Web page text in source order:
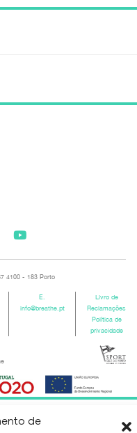
de
4100 - 183 Porto
E.
info@breathe.pt
Livro de
Reclamações
Política de
privacidade